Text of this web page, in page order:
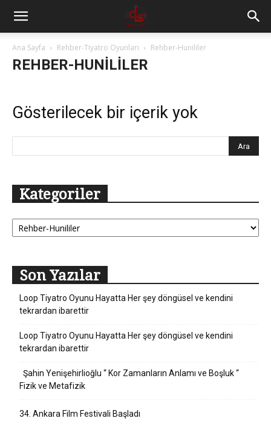
Ana Sayfa Rehber-Tiyatro Oyunları Rehber-Hunililer
REHBER-HUNILILER
Gösterilecek bir içerik yok
Kategoriler
Kategoriler
Son Yazılar
Loop Tiyatro Oyunu Hayatta Her şey döngüsel ve kendini
tekrardan ibarettir
Loop Tiyatro Oyunu Hayatta Her şey döngüsel ve kendini
tekrardan ibarettir
Şahin Yenişehirlioğlu “ Kor Zamanların Anlamı ve Boşluk “
Fizik ve Metafizik
34. Ankara Film Festivali Başladı